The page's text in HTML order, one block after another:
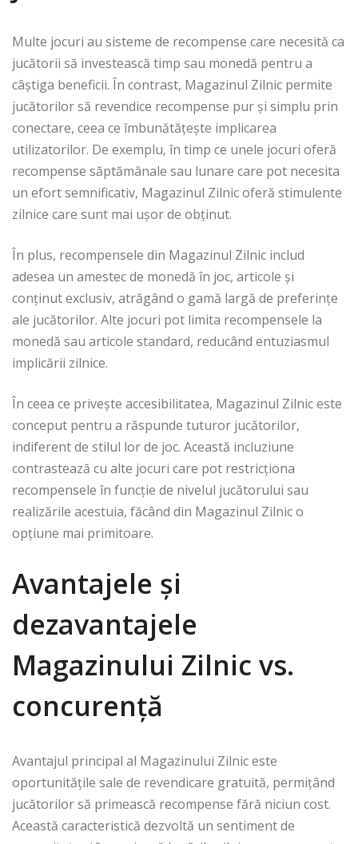
Multe jocuri au sisteme de recompense care necesită ca
jucătorii să investească timp sau monedă pentru a
câștiga beneficii. În contrast, Magazinul Zilnic permite
jucătorilor să revendice recompense pur și simplu prin
conectare, ceea ce îmbunătățește implicarea
utilizatorilor. De exemplu, în timp ce unele jocuri oferă
recompense săptămânale sau lunare care pot necesita
un efort semnificativ, Magazinul Zilnic oferă stimulente
zilnice care sunt mai ușor de obținut.
În plus, recompensele din Magazinul Zilnic includ
adesea un amestec de monedă în joc, articole și
conținut exclusiv, atrăgând o gamă largă de preferințe
ale jucătorilor. Alte jocuri pot limita recompensele la
monedă sau articole standard, reducând entuziasmul
implicării zilnice.
În ceea ce privește accesibilitatea, Magazinul Zilnic este
conceput pentru a răspunde tuturor jucătorilor,
indiferent de stilul lor de joc. Această incluziune
contrastează cu alte jocuri care pot restricționa
recompensele în funcție de nivelul jucătorului sau
realizările acestuia, făcând din Magazinul Zilnic o
opțiune mai primitoare.
Avantajele și
dezavantajele
Magazinului Zilnic vs.
concurență
Avantajul principal al Magazinului Zilnic este
oportunitățile sale de revendicare gratuită, permițând
jucătorilor să primească recompense fără niciun cost.
Această caracteristică dezvoltă un sentiment de